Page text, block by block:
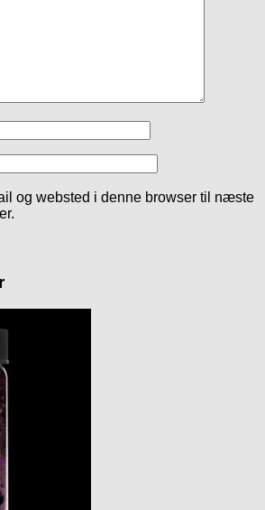
og websted i denne browser til næste